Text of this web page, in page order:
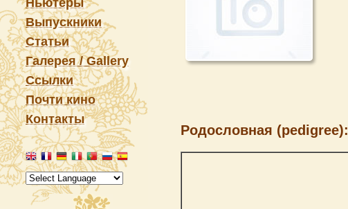
Ньютеры
Выпускники
Статьи
Галерея / Gallery
Ссылки
Почти кино
Контакты
Родословная (pedigree):